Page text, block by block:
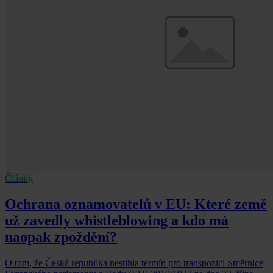
Články
Ochrana oznamovatelů v EU: Které země
už zavedly whistleblowing a kdo má
naopak zpoždění?
O tom, že Česká republika nestihla termín pro transpozici Směrnice